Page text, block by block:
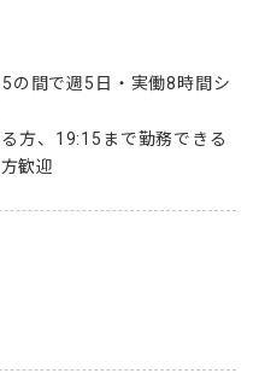
の間で週5日・実働8時間シ
方、19:15まで勤務できる
歓迎